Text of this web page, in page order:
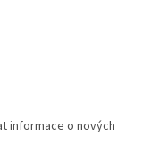
informace o nových